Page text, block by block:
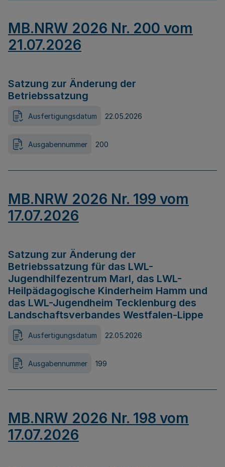
MB.NRW 2026 Nr. 200 vom
21.07.2026
Satzung zur Änderung der
Betriebssatzung
Ausfertigungsdatum 22.05.2026
Ausgabennummer 200
MB.NRW 2026 Nr. 199 vom
17.07.2026
Satzung zur Änderung der
Betriebssatzung für das LWL-
Jugendhilfezentrum Marl, das LWL-
Heilpädagogische Kinderheim Hamm und
das LWL-Jugendheim Tecklenburg des
Landschaftsverbandes Westfalen-Lippe
Ausfertigungsdatum 22.05.2026
Ausgabennummer 199
MB.NRW 2026 Nr. 198 vom
17.07.2026